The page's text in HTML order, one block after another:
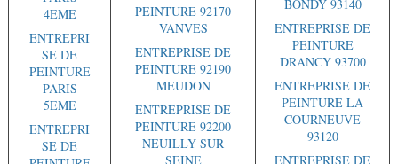
4EME
ENTREPRI
SE DE
PEINTURE
PARIS
5EME
ENTREPRI
SE DE
PEINTURE 92170
VANVES
ENTREPRISE DE
PEINTURE 92190
MEUDON
ENTREPRISE DE
PEINTURE 92200
NEUILLY SUR
SEINE
BONDY 93140
ENTREPRISE DE
PEINTURE
DRANCY 93700
ENTREPRISE DE
PEINTURE LA
COURNEUVE
93120
ENTREPRISE DE